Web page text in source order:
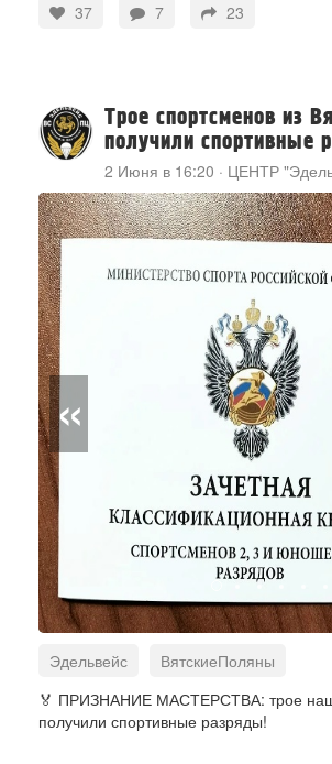
37 7 23
Трое спортсменов из
получили спортивные
2 Июня в 16:20 · ЦЕНТР
«
Эдельвейс
ВятскиеПоляны
АрмейскийРукопашныйБой
ЕвразийскиеИгры2026
Уфа2026
🏅 ПРИЗНАНИЕ МАСТЕРСТВА: трое
получили спортивные разряды!